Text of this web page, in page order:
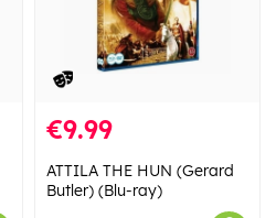
€9.99
ATTILA THE HUN (Gerard
Butler) (Blu-ray)